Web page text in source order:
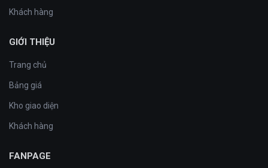
Khách hàng
GIỚI THIỆU
Trang chủ
Bảng giá
Kho giao diện
Khách hàng
FANPAGE